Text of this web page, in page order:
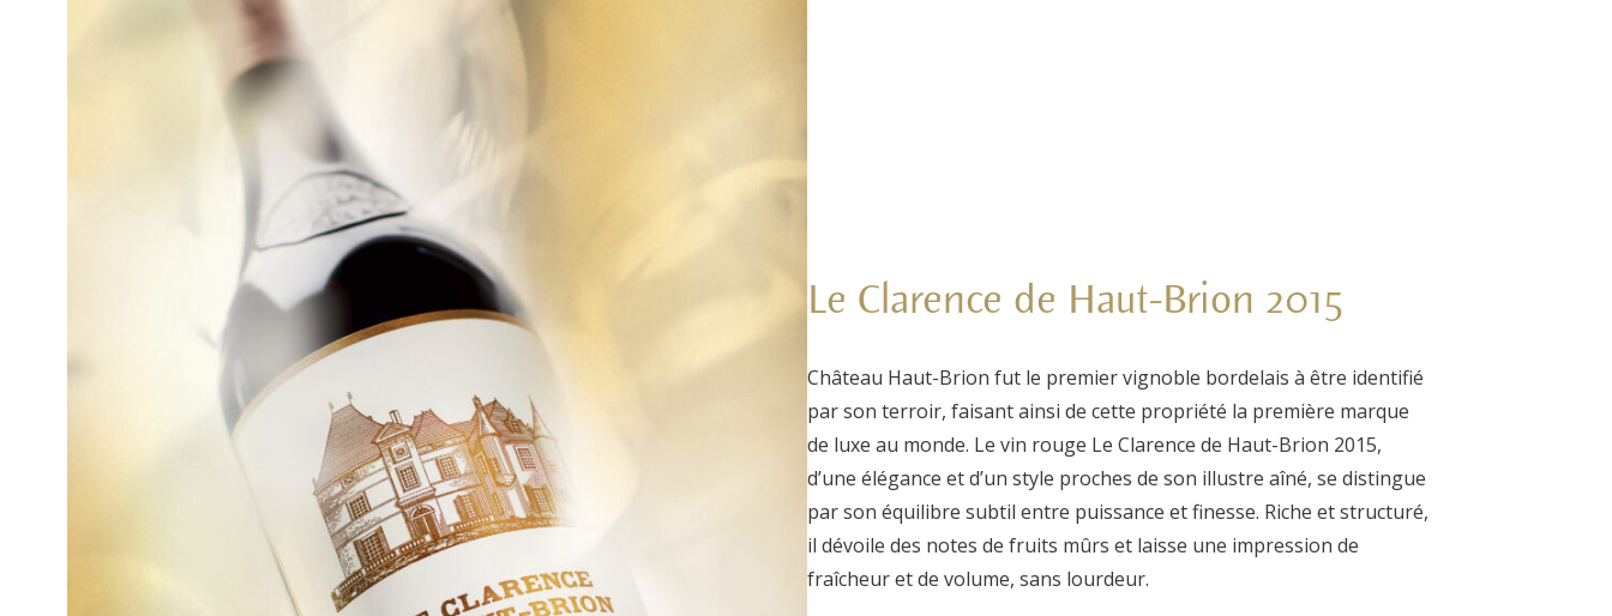
Le Clarence de Haut-Brion 2015
Château Haut-Brion fut le premier vignoble bordelais à être identifié
par son terroir, faisant ainsi de cette propriété la première marque
de luxe au monde. Le vin rouge Le Clarence de Haut-Brion 2015,
d’une élégance et d’un style proches de son illustre aîné, se distingue
par son équilibre subtil entre puissance et finesse. Riche et structuré,
il dévoile des notes de fruits mûrs et laisse une impression de
fraîcheur et de volume, sans lourdeur.